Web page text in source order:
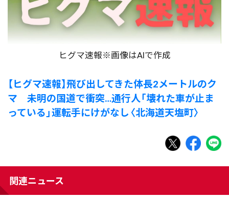
ヒグマ速報※画像はAIで作成
【ヒグマ速報】飛び出してきた体長2メートルのク
マ 未明の国道で衝突…通行人「壊れた車が止ま
っている」運転手にけがなし〈北海道天塩町〉
関連ニュース